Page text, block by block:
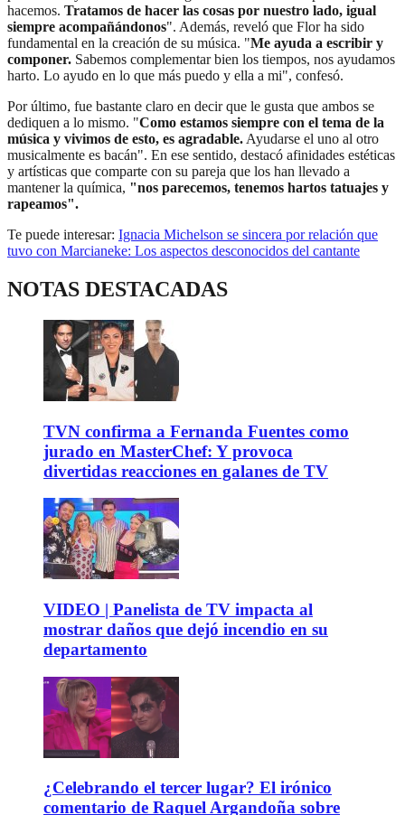
hacemos. Tratamos de hacer las cosas por nuestro lado, igual
siempre acompañándonos". Además, reveló que Flor ha sido
fundamental en la creación de su música. "Me ayuda a escribir y
componer. Sabemos complementar bien los tiempos, nos ayudamos
harto. Lo ayudo en lo que más puedo y ella a mi", confesó.
Por último, fue bastante claro en decir que le gusta que ambos se
dediquen a lo mismo. "Como estamos siempre con el tema de la
música y vivimos de esto, es agradable. Ayudarse el uno al otro
musicalmente es bacán". En ese sentido, destacó afinidades estéticas
y artísticas que comparte con su pareja que los han llevado a
mantener la química, "nos parecemos, tenemos hartos tatuajes y
rapeamos".
Te puede interesar: Ignacia Michelson se sincera por relación que
tuvo con Marcianeke: Los aspectos desconocidos del cantante
NOTAS DESTACADAS
TVN confirma a Fernanda Fuentes como
jurado en MasterChef: Y provoca
divertidas reacciones en galanes de TV
VIDEO | Panelista de TV impacta al
mostrar daños que dejó incendio en su
departamento
¿Celebrando el tercer lugar? El irónico
comentario de Raquel Argandoña sobre